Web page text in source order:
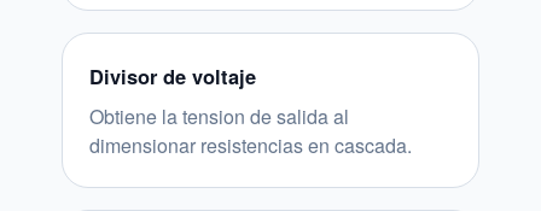
Divisor de voltaje
Obtiene la tension de salida al
dimensionar resistencias en cascada.